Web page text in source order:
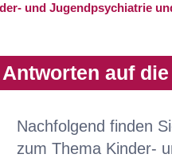
und Jugendpsychiatrie
Antworten auf
Nachfolgend finden
zum Thema Kinder-